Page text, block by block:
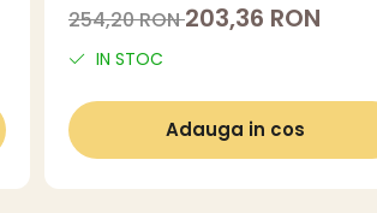
254,20 RON203,36 RON
IN STOC
Adauga in cos